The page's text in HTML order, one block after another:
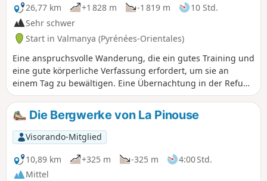
26,77 km
+1 828 m -1 819 m
10 Std.
Sehr schwer
Start in Valmanya (Pyrénées-Orientales)
Eine anspruchsvolle Wanderung, die ein gutes Training und
eine gute körperliche Verfassung erfordert, um sie an
einem Tag zu bewältigen. Eine Übernachtung in der Refuge
des Cortalets ist durchaus möglich. Zahlreiche
Sehenswürdigkeiten entlang der Strecke mit
abwechslungsreichen Landschaften (schöne Wälder,
Bergwiesen, Geröllfelder, der Gipfel des Canigou und die
Umgebung, auch in der Ferne). Unbedingt bei schönem
Wetter unternehmen, um die Schönheit der Natur genießen
zu können.
Die Bergwerke von La Pinouse
Visorando-Mitglied
10,89 km
+325 m -325 m
4:00 Std.
Mittel